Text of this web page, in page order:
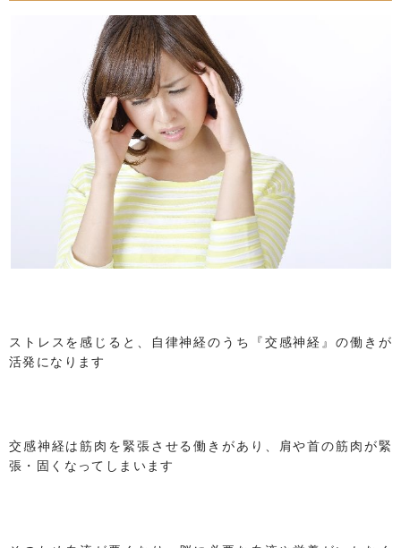
ストレスを感じると、自律神経のうち『交感神経』の働きが
活発になります
交感神経は筋肉を緊張させる働きがあり、肩や首の筋肉が緊
張・固くなってしまいます